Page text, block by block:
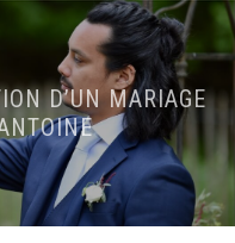
D’UN MARIAGE